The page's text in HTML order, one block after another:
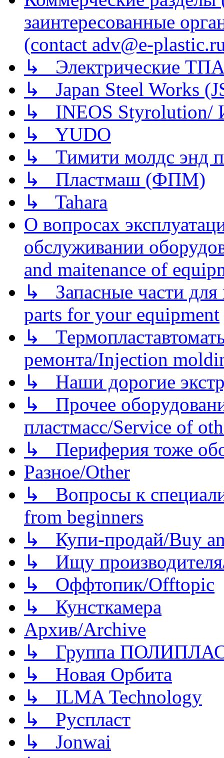
заинтересованные
(contact adv@e-
↳ Электрические
↳ Japan Steel Works
↳ INEOS
↳ YUDO
↳ Тимити молдс энд
↳ Пластмаш (ФПМ)
↳ Tahara
О вопросах
обслуживании
and maitenance of
↳ Запасные части для
parts for your equipment
↳
ремонта/Injection
↳ Наши дорогие
↳ Прочее
пластмасс/Service of
↳ Периферия тоже
Разное/Other
↳ Вопросы к
from beginners
↳ Купи-продай/Buy
↳ Ищу
↳ Оффтопик/Offtopic
↳ Кунсткамера
Архив/Archive
↳ Группа
↳ Новая Орбита
↳ ILMA Technology
↳ Руспласт
↳ Jonwai